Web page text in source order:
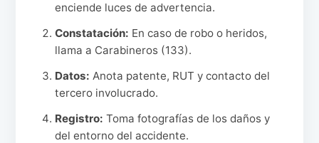
enciende luces de advertencia.
Constatación: En caso de robo o heridos,
llama a Carabineros (133).
Datos: Anota patente, RUT y contacto del
tercero involucrado.
Registro: Toma fotografías de los daños y
del entorno del accidente.